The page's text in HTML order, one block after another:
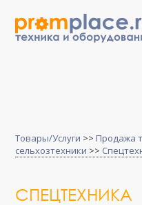
Товары/Услуги >> Продажа
сельхозтехники >>
СПЕЦТЕХНИКА